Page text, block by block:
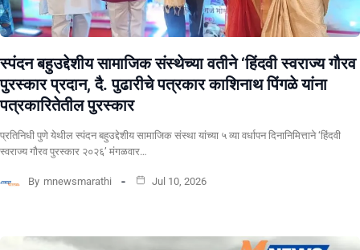
स्पंदन बहुउद्देशीय सामाजिक संस्थेच्या वतीने ‘हिंदवी स्वराज्य गौरव
पुरस्कार प्रदान, दै. पुढारीचे पत्रकार काशिनाथ पिंगळे यांना
पत्रकारितेतील पुरस्कार
प्रतिनिधी पुणे येथील स्पंदन बहुउद्देशीय सामाजिक संस्था यांच्या ५ व्या वर्धापन दिनानिमित्ताने ‘हिंदवी
स्वराज्य गौरव पुरस्कार २०२६’ मंगळवार…
By mnewsmarathi Jul 10, 2026